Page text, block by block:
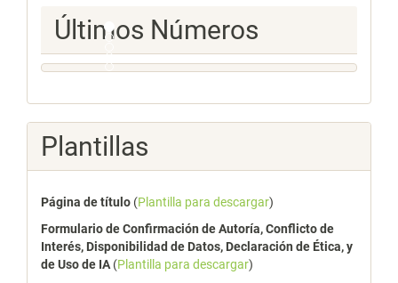
Ultimos
Numeros
Últimos Números
Plantillas
Página de título (Plantilla para descargar)
Formulario de Confirmación de Autoría, Conflicto de
Interés, Disponibilidad de Datos, Declaración de Ética, y
de Uso de IA (Plantilla para descargar)